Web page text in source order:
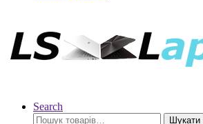
Search
Шукати